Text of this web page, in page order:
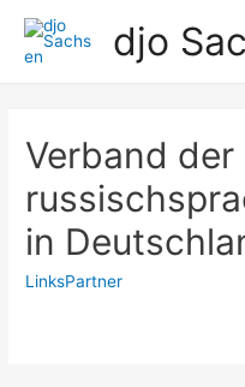
Inhalt
djo
Verband der
in
LinksPartner